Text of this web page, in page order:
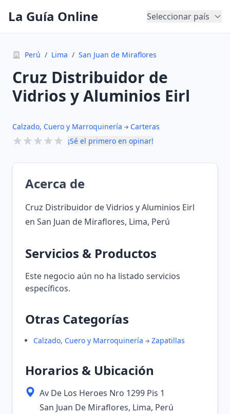
La Guía Online Seleccionar país
Perú / Lima / San Juan de Miraflores
Cruz Distribuidor de
Vidrios y Aluminios Eirl
Calzado, Cuero y Marroquinería
Carteras
¡Sé el primero en opinar!
Acerca de
Cruz Distribuidor de Vidrios y Aluminios Eirl
en San Juan de Miraflores, Lima, Perú
Servicios & Productos
Este negocio aún no ha listado servicios
específicos.
Otras Categorías
Calzado, Cuero y Marroquinería Zapatillas
Horarios & Ubicación
Av De Los Heroes Nro 1299 Pis 1
San Juan De Miraflores, Lima, Perú